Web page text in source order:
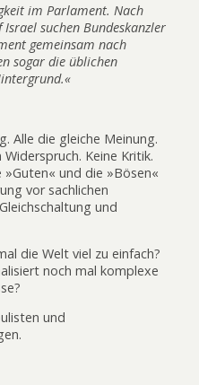
im Parlament. Nach
suchen Bundeskanzler
gemeinsam nach
sogar die üblichen
Alle die gleiche Meinung.
Widerspruch. Keine Kritik.
»Guten« und die »Bösen«
vor sachlichen
und
die Welt viel zu einfach?
noch mal komplexe
und